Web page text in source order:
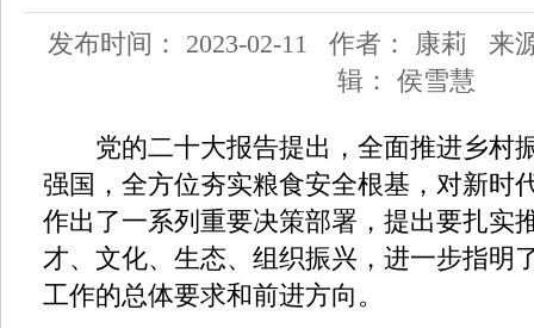
发布时间： 2023-02-11 作者： 康莉 来
辑： 侯雪慧
党的二十大报告提出，全面推进乡村
强国，全方位夯实粮食安全根基，对新时
作出了一系列重要决策部署，提出要扎实
才、文化、生态、组织振兴，进一步指明
工作的总体要求和前进方向。